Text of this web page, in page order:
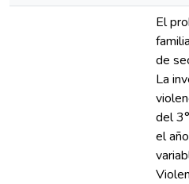
El
de
La
del
el